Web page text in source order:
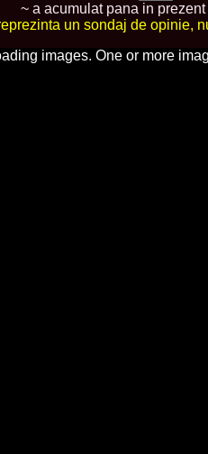
~ a acumulat pana in prezent
un sondaj de opinie,
images. One or more